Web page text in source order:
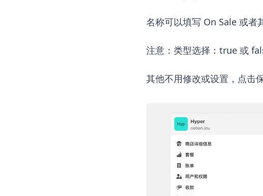
名称可以填写 On Sale 或者
注意：类型选择：true 或
其他不用修改或设置，点击